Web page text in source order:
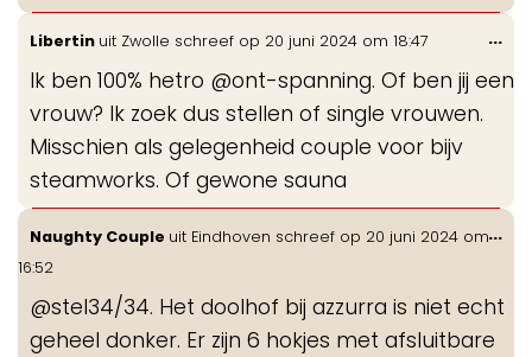
Libertin uit Zwolle schreef op 20 juni 2024 om 18:47
Ik ben 100% hetro @ont-spanning. Of ben jij een
vrouw? Ik zoek dus stellen of single vrouwen.
Misschien als gelegenheid couple voor bijv
steamworks. Of gewone sauna
...
Naughty Couple uit Eindhoven schreef op 20 juni 2024 om
16:52
@stel34/34. Het doolhof bij azzurra is niet echt
geheel donker. Er zijn 6 hokjes met afsluitbare
...